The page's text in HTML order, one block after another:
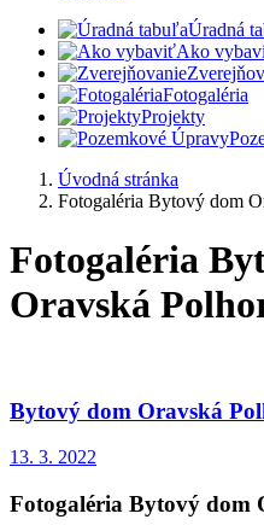
Úradná
Ako
Fotogaléria
Projekty
Úvodná stránka
Fotogaléria Bytový dom
Fotogaléria
Oravská
Bytový dom Oravská
13. 3. 2022
Fotogaléria Bytový dom